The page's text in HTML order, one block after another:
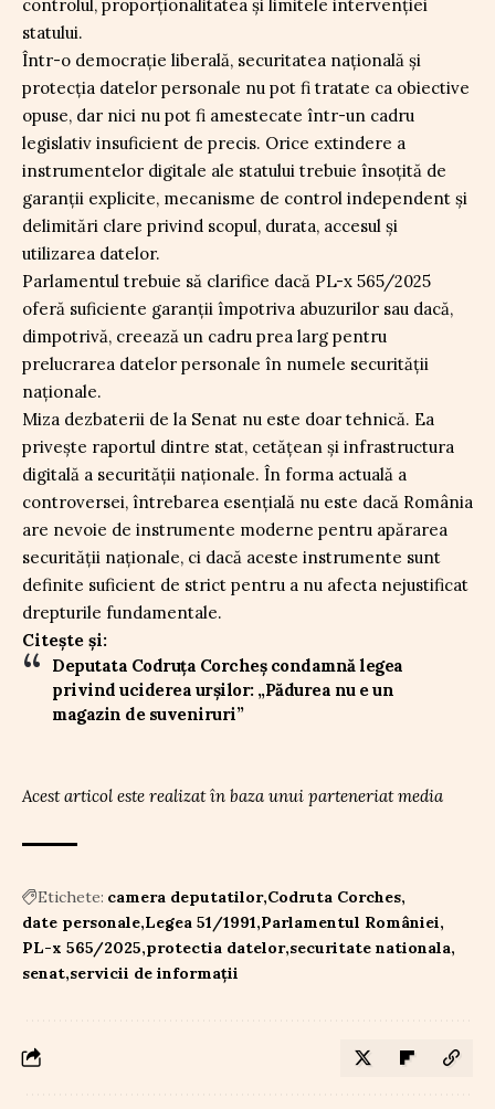
controlul, proporționalitatea și limitele intervenției
statului.
Într-o democrație liberală, securitatea națională și
protecția datelor personale nu pot fi tratate ca obiective
opuse, dar nici nu pot fi amestecate într-un cadru
legislativ insuficient de precis. Orice extindere a
instrumentelor digitale ale statului trebuie însoțită de
garanții explicite, mecanisme de control independent și
delimitări clare privind scopul, durata, accesul și
utilizarea datelor.
Parlamentul trebuie să clarifice dacă PL-x 565/2025
oferă suficiente garanții împotriva abuzurilor sau dacă,
dimpotrivă, creează un cadru prea larg pentru
prelucrarea datelor personale în numele securității
naționale.
Miza dezbaterii de la Senat nu este doar tehnică. Ea
privește raportul dintre stat, cetățean și infrastructura
digitală a securității naționale. În forma actuală a
controversei, întrebarea esențială nu este dacă România
are nevoie de instrumente moderne pentru apărarea
securității naționale, ci dacă aceste instrumente sunt
definite suficient de strict pentru a nu afecta nejustificat
drepturile fundamentale.
Citește și:
Deputata Codruța Corcheș condamnă legea
privind uciderea urșilor: „Pădurea nu e un
magazin de suveniruri”
Acest articol este realizat în baza unui parteneriat media
Etichete: camera deputatilor Codruta Corches
date personale Legea 51/1991 Parlamentul României
PL-x 565/2025 protectia datelor securitate nationala
senat servicii de informații